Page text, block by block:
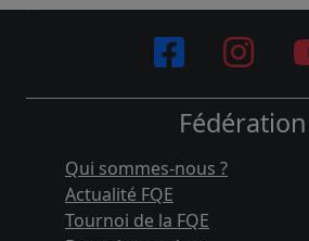
Fédération
Qui sommes-nous ?
Actualité FQE
Tournoi de la FQE